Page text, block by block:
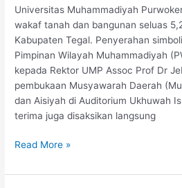
Universitas Muhammadiyah
wakaf tanah dan bangunan seluas
Kabupaten Tegal. Penyerahan
Pimpinan Wilayah Muhammadiyah
kepada Rektor UMP Assoc Prof Dr
pembukaan Musyawarah Daerah
dan Aisiyah di Auditorium Ukhuwah
terima juga disaksikan langsung
Untuk
Pengembangan
Kampus
di
Margasari
Tegal
Read More »